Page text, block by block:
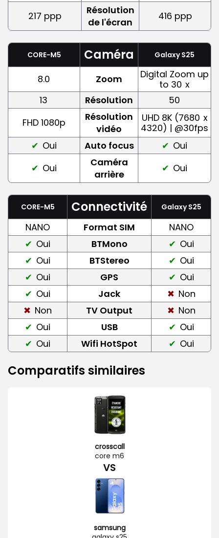
217 ppp
Résolution
de l'écran
416 ppp
CORE-M5 Caméra Galaxy S25
8.0 Zoom
Digital Zoom up
to 30 x
13
Résolution
50
FHD 1080p
Résolution
vidéo
UHD 8K (7680 x
4320) | @30fps
Oui
Auto focus
Oui
Oui
Caméra
arrière
Oui
CORE-M5 Connectivité Galaxy S25
NANO Format SIM
NANO
Oui
BTMono
Oui
Oui
BTStereo
Oui
Oui
GPS
Oui
Oui
Jack
Non
Non
TV Output
Non
Oui
USB
Oui
Oui
Wifi HotSpot Oui
Comparatifs similaires
crosscall
core m6
VS
samsung